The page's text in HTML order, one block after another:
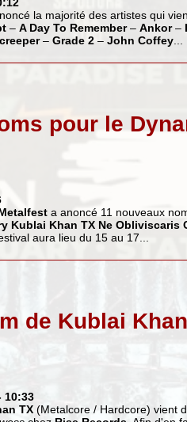
la majorité des artistes qui
– A Day To Remember– Ankor–
– Grade 2– John Coffey...
pour le
a anoncé 11 nouveaux
Kublai Khan TX Ne Obliviscaris
aura lieu du 15 au 17...
de Kublai
10:33
TX(Metalcore / Hardcore) vient